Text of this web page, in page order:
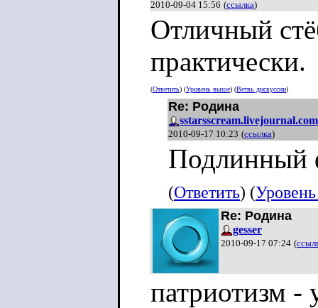
2010-09-04 15:56 (ссылка)
Отличный
практически.
(Ответить) (Уровень выше) (Ветвь дискуссии)
Re: Родина
sstarsscream.livejournal.com
2010-09-17 10:23 (ссылка)
Подлинный
(Ответить) (
Re: Родина
gesser
2010-09-17 07:24 (
патриотизм -